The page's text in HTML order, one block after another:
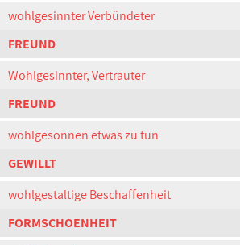
wohlgesinnter Verbündeter
FREUND
Wohlgesinnter, Vertrauter
FREUND
wohlgesonnen etwas zu tun
GEWILLT
wohlgestaltige Beschaffenheit
FORMSCHOENHEIT